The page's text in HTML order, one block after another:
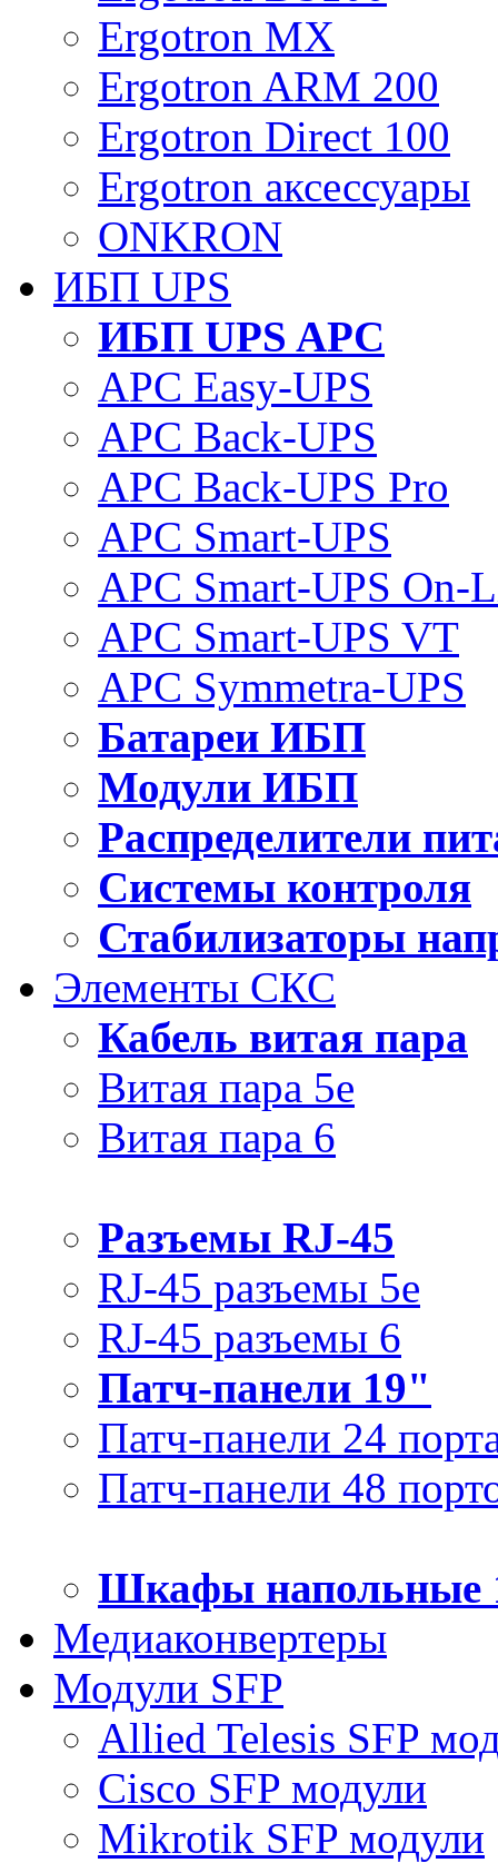
Ergotron MX
Ergotron ARM 200
Ergotron Direct 100
Ergotron аксессуары
ONKRON
ИБП UPS
ИБП UPS APC
APC Easy-UPS
APC Back-UPS
APC Back-UPS Pro
APC Smart-UPS
APC Smart-UPS On-
APC Smart-UPS VT
APC Symmetra-UPS
Батареи ИБП
Модули ИБП
Распределители
Системы контроля
Стабилизаторы
Элементы СКС
Кабель витая пара
Витая пара 5e
Витая пара 6
Разъемы RJ-45
RJ-45 разъемы 5e
RJ-45 разъемы 6
Патч-панели 19"
Патч-панели 24
Патч-панели 48
Шкафы напольные
Медиаконвертеры
Модули SFP
Allied Telesis SFP
Cisco SFP модули
Mikrotik SFP модули